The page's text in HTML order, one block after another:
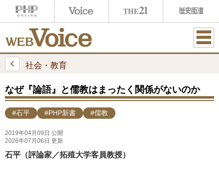
ME
社会・教育
なぜ『論語』と儒教はまったく関係がないのか
#石平 #PHP新書 #儒教
2019年04月09日 公開
2026年07月06日 更新
石平（評論家／拓殖大学客員教授）